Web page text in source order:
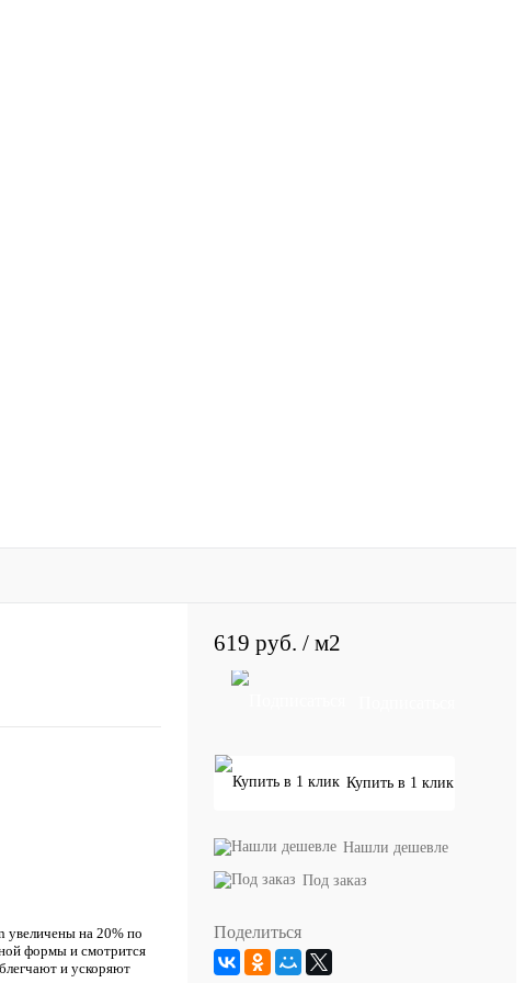
на 20% по
формы и смотрится
и ускоряют
619 руб. / м2
Купить в 1 клик
Нашли дешевле
Под заказ
Поделиться